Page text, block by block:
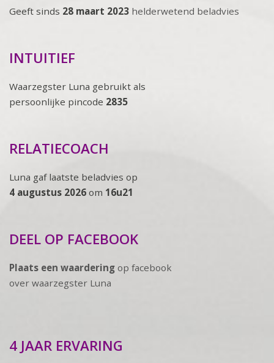
Geeft sinds 28 maart 2023 helderwetend beladvies
INTUITIEF
Waarzegster Luna gebruikt als
persoonlijke pincode 2835
RELATIECOACH
Luna gaf laatste beladvies op
4 augustus 2026 om 16u21
DEEL OP FACEBOOK
Plaats een waardering op facebook
over waarzegster Luna
4 JAAR ERVARING